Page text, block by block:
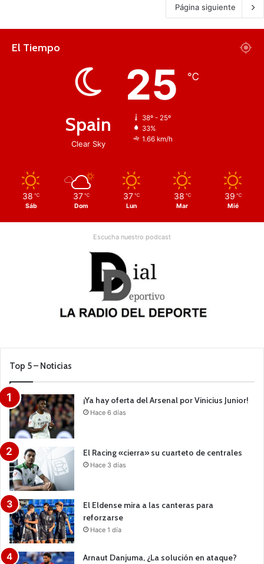
Página siguiente
El Tiempo
Spain
Clear Sky
25 ℃
38º - 25º
33%
1.66 km/h
38 ℃
Sáb
37 ℃
Dom
37 ℃
Lun
38 ℃
Mar
39 ℃
Mié
Escucha nuestro podcast
Top 5 – Noticias
¡Ya hay oferta del Arsenal por Vinicius Junior!
Hace 6 días
El Racing «cierra» su cuarteto de centrales
Hace 3 días
El Eldense mira a las canteras para
reforzarse
Hace 1 día
Arnaut Danjuma, ¿La solución en ataque?